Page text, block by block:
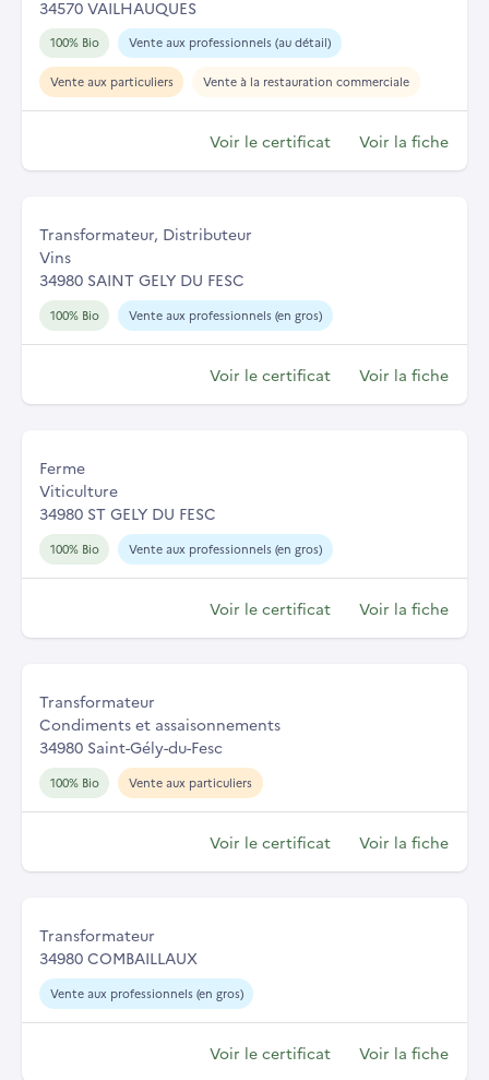
34570 VAILHAUQUES
100% Bio Vente aux professionnels (au détail)
Vente aux particuliers Vente à la restauration commerciale
Voir le certificat Voir la fiche
Transformateur, Distributeur
Vins
34980 SAINT GELY DU FESC
100% Bio Vente aux professionnels (en gros)
Voir le certificat Voir la fiche
Ferme
Viticulture
34980 ST GELY DU FESC
100% Bio Vente aux professionnels (en gros)
Voir le certificat Voir la fiche
Transformateur
Condiments et assaisonnements
34980 Saint-Gély-du-Fesc
100% Bio Vente aux particuliers
Voir le certificat Voir la fiche
Transformateur
34980 COMBAILLAUX
Vente aux professionnels (en gros)
Voir le certificat Voir la fiche